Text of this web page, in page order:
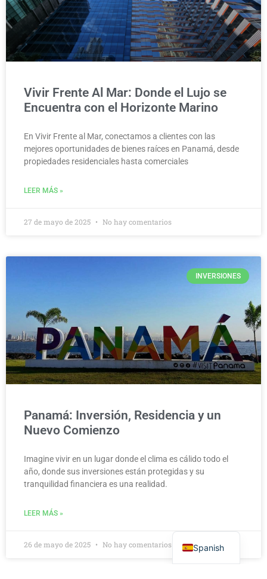
Vivir Frente Al Mar: Donde el Lujo se
Encuentra con el Horizonte Marino
En Vivir Frente al Mar, conectamos a clientes con las
mejores oportunidades de bienes raíces en Panamá, desde
propiedades residenciales hasta comerciales
LEER MÁS »
27 de mayo de 2025 No hay comentarios
INVERSIONES
Panamá: Inversión, Residencia y un
Nuevo Comienzo
Imagine vivir en un lugar donde el clima es cálido todo el
año, donde sus inversiones están protegidas y su
tranquilidad financiera es una realidad.
LEER MÁS »
26 de mayo de 2025 No hay comentarios Spanish